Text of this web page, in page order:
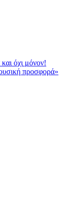
όχι μόνον!
προσφορά»